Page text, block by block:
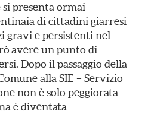
si presenta ormai
di cittadini giarresi
gravi e persistenti nel
avere un punto di
Dopo il passaggio della
alla SIE – Servizio
non è solo peggiorata
è diventata